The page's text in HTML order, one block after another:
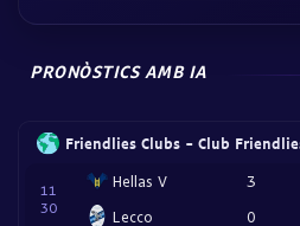
PRONÒSTICS AMB IA
Friendlies Clubs - Club
11
30
Hellas V
Lecco
3
0